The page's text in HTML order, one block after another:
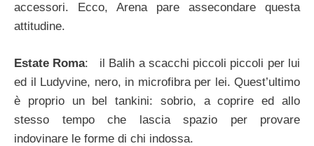
accessori. Ecco, Arena pare assecondare questa
attitudine.
Estate Roma: il Balih a scacchi piccoli piccoli per lui
ed il Ludyvine, nero, in microfibra per lei. Quest’ultimo
è proprio un bel tankini: sobrio, a coprire ed allo
stesso tempo che lascia spazio per provare
indovinare le forme di chi indossa.